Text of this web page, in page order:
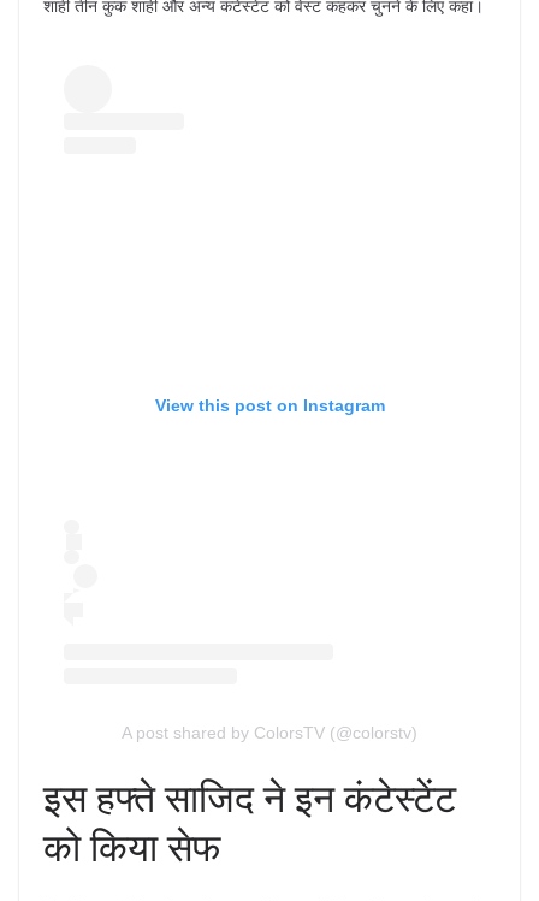
शाही तीन कुक शाही और अन्य कंटेस्टेंट को वेस्ट कहकर चुनने के लिए कहा।
View this post on Instagram
A post shared by ColorsTV (@colorstv)
इस हफ्ते साजिद ने इन कंटेस्टेंट
को किया सेफ